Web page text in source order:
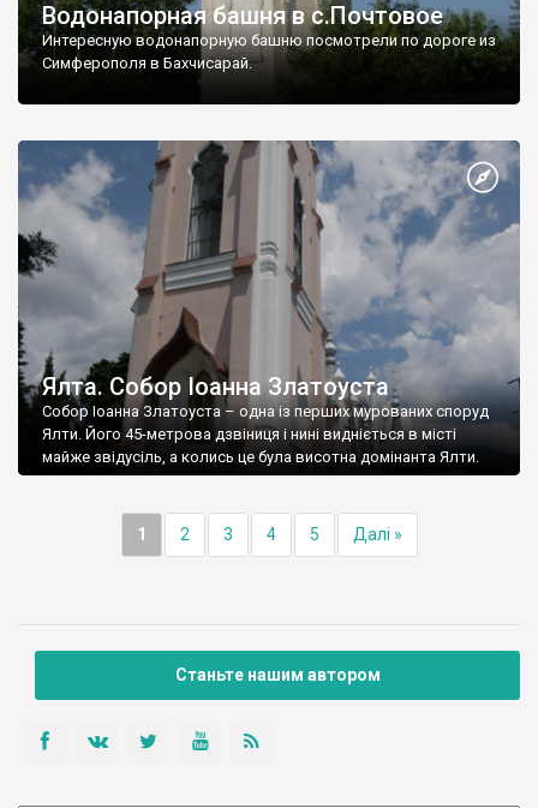
Водонапорная башня в с.Почтовое
Интересную водонапорную башню посмотрели по дороге из
Симферополя в Бахчисарай.
Ялта. Собор Іоанна Златоуста
Собор Іоанна Златоуста – одна із перших мурованих споруд
Ялти. Його 45-метрова дзвіниця і нині видніється в місті
майже звідусіль, а колись це була висотна домінанта Ялти.
1 2 3 4 5 Далі »
Станьте нашим автором